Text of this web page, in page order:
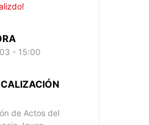
- 15:00
de Actos del